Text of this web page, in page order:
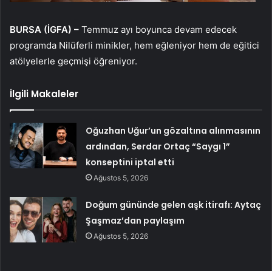
BURSA (İGFA) – Temmuz ayı boyunca devam edecek
programda Nilüferli minikler, hem eğleniyor hem de eğitici
atölyelerle geçmişi öğreniyor.
İlgili Makaleler
Oğuzhan Uğur’un gözaltına alınmasının
ardından, Serdar Ortaç “Saygı 1”
konseptini iptal etti
Ağustos 5, 2026
Doğum gününde gelen aşk itirafı: Aytaç
Şaşmaz’dan paylaşım
Ağustos 5, 2026